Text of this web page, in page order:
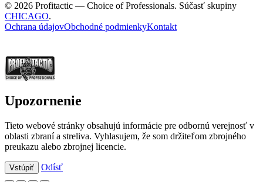
© 2026 Profitactic — Choice of Professionals. Súčasť skupiny
CHICAGO.
Ochrana údajovObchodné podmienkyKontakt
Upozornenie
Tieto webové stránky obsahujú informácie pre odbornú verejnosť v
oblasti zbraní a streliva. Vyhlasujem, že som držiteľom zbrojného
preukazu alebo zbrojnej licencie.
Vstúpiť Odísť